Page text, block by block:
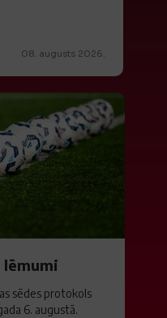
08. augusts 2026.
lēmumi
sēdes protokols
6. augustā.